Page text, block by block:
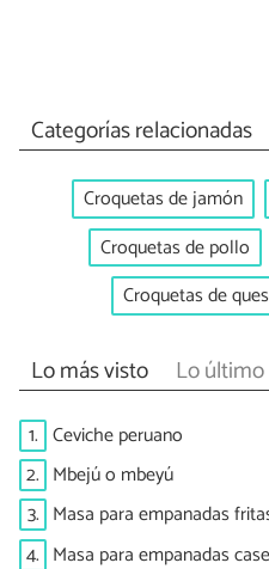
Categorías relacionadas
Croquetas de jamón
Croquetas de pollo
Croquetas de
Lo más visto Lo último
1. Ceviche peruano
2. Mbejú o mbeyú
3. Masa para empanadas
4. Masa para empanadas